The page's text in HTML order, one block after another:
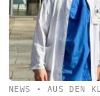
NEWS • AUS DEN